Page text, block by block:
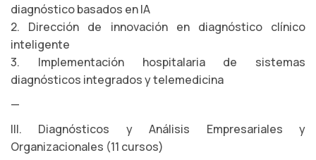
diagnóstico basados en IA
2. Dirección de innovación en diagnóstico clínico
inteligente
3. Implementación hospitalaria de sistemas
diagnósticos integrados y telemedicina
—
III. Diagnósticos y Análisis Empresariales y
Organizacionales (11 cursos)